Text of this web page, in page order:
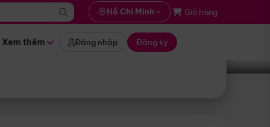
Hồ Chí Minh Giỏ hàng
Xem thêm Đăng nhập Đăng ký
Tìm tour